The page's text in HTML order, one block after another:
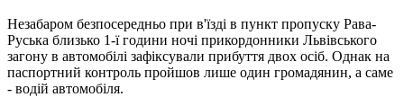
Незабаром безпосередньо при в'їзді в пункт пропуску Рава-
Руська близько 1-ї години ночі прикордонники Львівського
загону в автомобілі зафіксували прибуття двох осіб. Однак на
паспортний контроль пройшов лише один громадянин, а саме
- водій автомобіля.